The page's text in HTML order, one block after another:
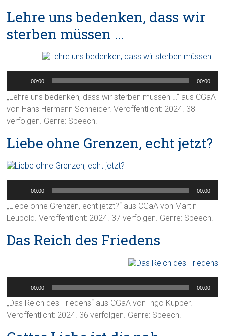
Lehre uns bedenken, dass wir
sterben müssen …
00:00 00:00
„Lehre uns bedenken, dass wir sterben müssen …“ aus CGaA
von Hans Hermann Schneider. Veröffentlicht: 2024. 38
verfolgen. Genre: Speech.
Liebe ohne Grenzen, echt jetzt?
00:00 00:00
„Liebe ohne Grenzen, echt jetzt?“ aus CGaA von Martin
Leupold. Veröffentlicht: 2024. 37 verfolgen. Genre: Speech.
Das Reich des Friedens
00:00 00:00
„Das Reich des Friedens“ aus CGaA von Ingo Küpper.
Veröffentlicht: 2024. 36 verfolgen. Genre: Speech.